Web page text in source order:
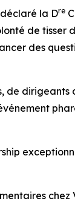
la Dre
de
des
chez